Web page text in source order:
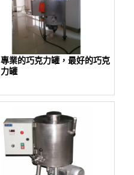
專業的巧克力罐，最好的巧克
力罐